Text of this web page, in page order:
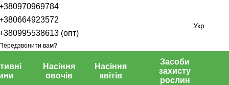
(опт)
Передзвонити вам?
Укр
Насіння
овочів
Насіння
квітів
Засоби
захисту
рослин